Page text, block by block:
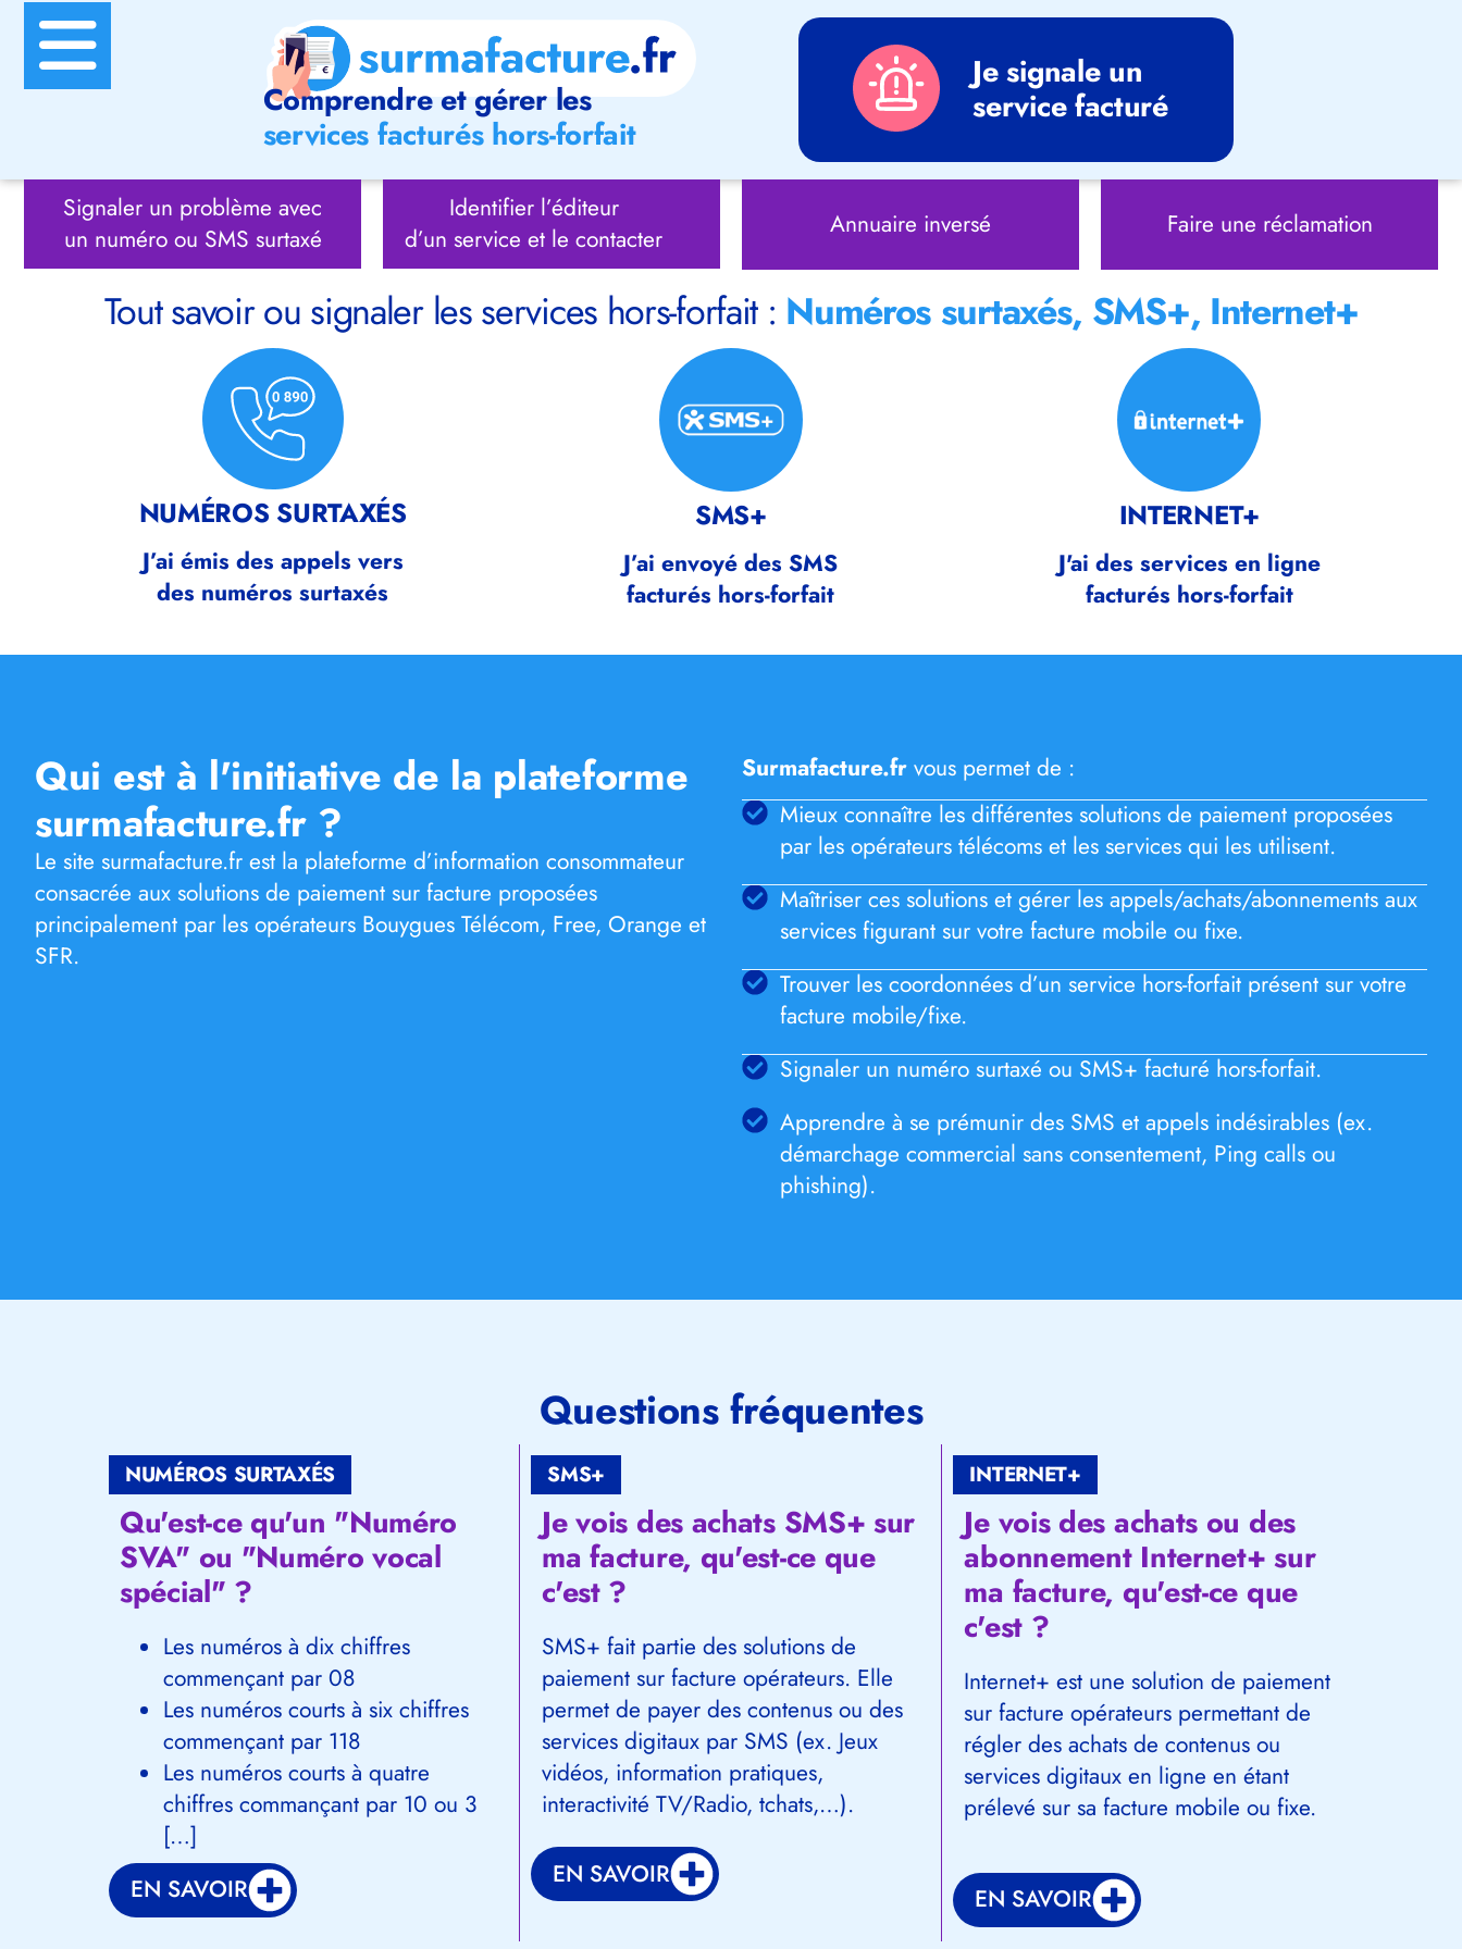
Comprendre et gérer les
services facturés hors-forfait
Je signale un
service facturé
Signaler un problème avec
un numéro ou SMS surtaxé
Identifier l’éditeur
d’un service et le contacter
Annuaire inversé Faire une réclamation
Tout savoir ou signaler les services hors-forfait : Numéros surtaxés, SMS+, Internet+
NUMÉROS SURTAXÉS
J’ai émis des appels vers
des numéros surtaxés
SMS+
J’ai envoyé des SMS
facturés hors-forfait
INTERNET+
J'ai des services en ligne
facturés hors-forfait
Qui est à l'initiative de la plateforme
surmafacture.fr ?
Le site surmafacture.fr est la plateforme d’information consommateur
consacrée aux solutions de paiement sur facture proposées
principalement par les opérateurs Bouygues Télécom, Free, Orange et
SFR.
Surmafacture.fr vous permet de :
Mieux connaître les différentes solutions de paiement proposées
par les opérateurs télécoms et les services qui les utilisent.
Maîtriser ces solutions et gérer les appels/achats/abonnements aux
services figurant sur votre facture mobile ou fixe.
Trouver les coordonnées d’un service hors-forfait présent sur votre
facture mobile/fixe.
Signaler un numéro surtaxé ou SMS+ facturé hors-forfait.
Apprendre à se prémunir des SMS et appels indésirables (ex.
démarchage commercial sans consentement, Ping calls ou
phishing).
Questions fréquentes
NUMÉROS SURTAXÉS
Qu'est-ce qu'un "Numéro
SVA" ou "Numéro vocal
spécial" ?
Les numéros à dix chiffres
commençant par 08
Les numéros courts à six chiffres
commençant par 118
Les numéros courts à quatre
chiffres commançant par 10 ou 3
[…]
EN SAVOIR
SMS+
Je vois des achats SMS+ sur
ma facture, qu'est-ce que
c'est ?
SMS+ fait partie des solutions de
paiement sur facture opérateurs. Elle
permet de payer des contenus ou des
services digitaux par SMS (ex. Jeux
vidéos, information pratiques,
interactivité TV/Radio, tchats,…).
EN SAVOIR
INTERNET+
Je vois des achats ou des
abonnement Internet+ sur
ma facture, qu'est-ce que
c'est ?
Internet+ est une solution de paiement
sur facture opérateurs permettant de
régler des achats de contenus ou
services digitaux en ligne en étant
prélevé sur sa facture mobile ou fixe.
EN SAVOIR